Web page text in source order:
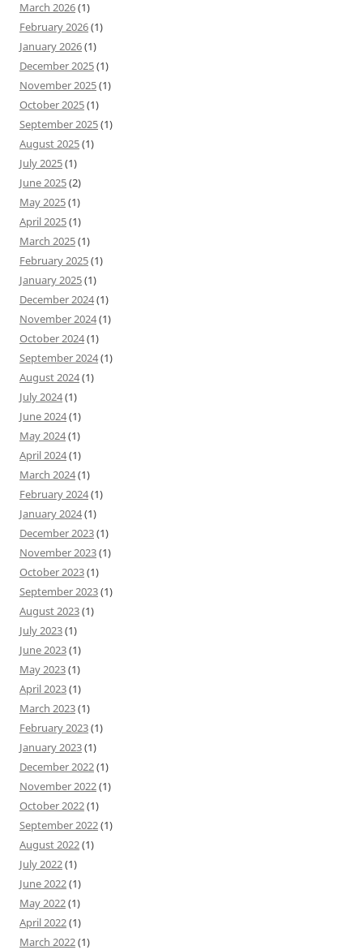
March 2026(1)
February 2026(1)
January 2026(1)
December 2025(1)
November 2025(1)
October 2025(1)
September 2025(1)
August 2025(1)
July 2025(1)
June 2025(2)
May 2025(1)
April 2025(1)
March 2025(1)
February 2025(1)
January 2025(1)
December 2024(1)
November 2024(1)
October 2024(1)
September 2024(1)
August 2024(1)
July 2024(1)
June 2024(1)
May 2024(1)
April 2024(1)
March 2024(1)
February 2024(1)
January 2024(1)
December 2023(1)
November 2023(1)
October 2023(1)
September 2023(1)
August 2023(1)
July 2023(1)
June 2023(1)
May 2023(1)
April 2023(1)
March 2023(1)
February 2023(1)
January 2023(1)
December 2022(1)
November 2022(1)
October 2022(1)
September 2022(1)
August 2022(1)
July 2022(1)
June 2022(1)
May 2022(1)
April 2022(1)
March 2022(1)